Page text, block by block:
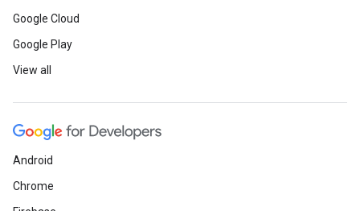
Google Cloud
Google Play
View all
Android
Chrome